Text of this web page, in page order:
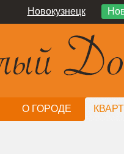
Новокузнецк
О ГОРОДЕ